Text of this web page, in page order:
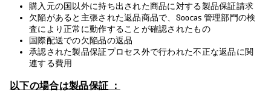
購入元の国以外に持ち出された商品に対する製品保証請求
欠陥があると主張された返品商品で、Soocas 管理部門の検
査により正常に動作することが確認されたもの
国際配送での欠陥品の返品
承認された製品保証プロセス外で行われた不正な返品に関
連する費用
以下の場合は製品保証 ：